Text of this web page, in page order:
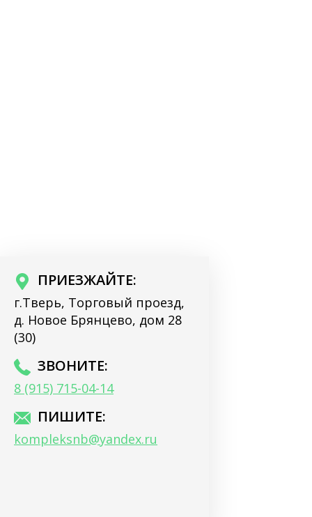
ПРИЕЗЖАЙТЕ:
г.Тверь, Торговый проезд,
д. Новое Брянцево, дом 28
(30)
ЗВОНИТЕ:
8 (915) 715-04-14
ПИШИТЕ:
kompleksnb@yandex.ru